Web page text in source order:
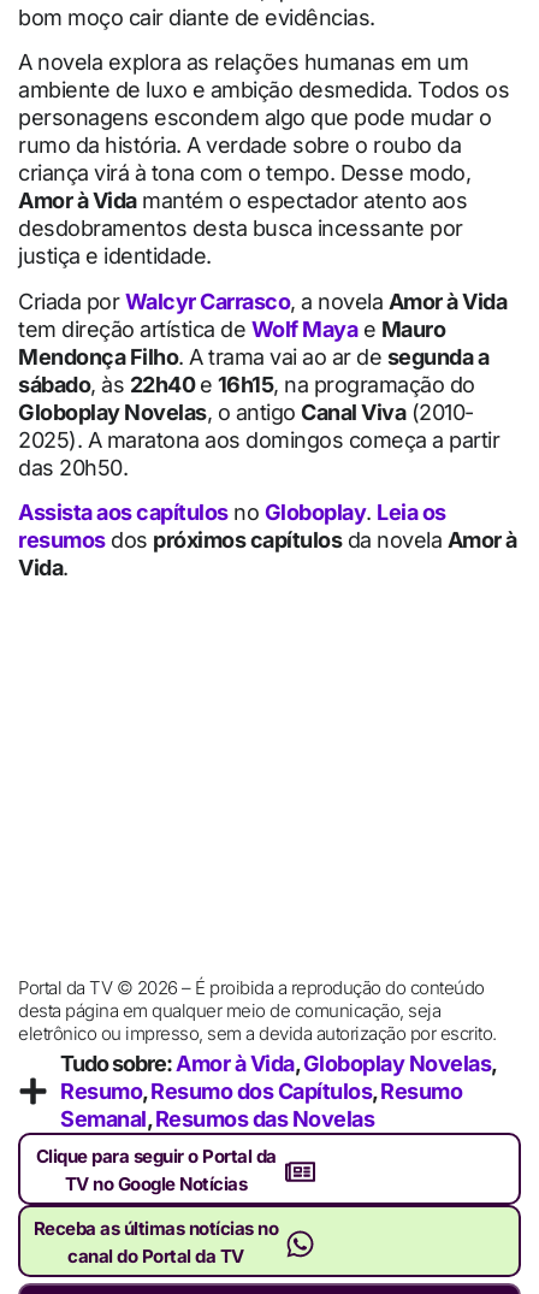
bom moço cair diante de evidências.
A novela explora as relações humanas em um
ambiente de luxo e ambição desmedida. Todos os
personagens escondem algo que pode mudar o
rumo da história. A verdade sobre o roubo da
criança virá à tona com o tempo. Desse modo,
Amor à Vidamantém o espectador atento aos
desdobramentos desta busca incessante por
justiça e identidade.
Criada porWalcyr Carrasco, a novela Amor à Vida
tem direção artística de Wolf Mayae Mauro
Mendonça Filho. A trama vai ao ar de segunda a
sábado, às 22h40e 16h15, na programação do
Globoplay Novelas, o antigo Canal Viva(2010-
2025). A maratona aos domingos começa a partir
das 20h50.
Assista aos capítulosno Globoplay. Leia os
resumosdos próximos capítulosda novela Amor à
Vida.
Portal da TV © 2026 – É proibida a reprodução do conteúdo
desta página em qualquer meio de comunicação, seja
eletrônico ou impresso, sem a devida autorização por escrito.
Tudo sobre:Amor à Vida,Globoplay Novelas,
Resumo,Resumo dos Capítulos,Resumo
Semanal,Resumos das Novelas
Clique para seguir o Portal da
TV no Google Notícias
Receba as últimas notícias no
canal do Portal da TV